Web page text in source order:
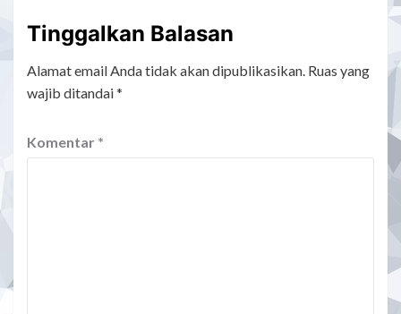
Tinggalkan Balasan
Alamat email Anda tidak akan dipublikasikan. Ruas yang
wajib ditandai*
Komentar *